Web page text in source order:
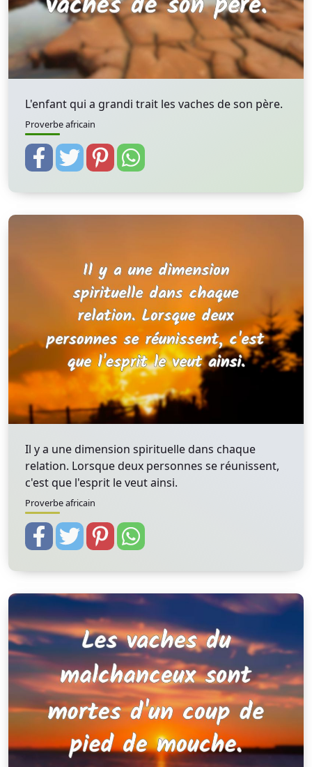
L'enfant qui a grandi trait les vaches de son père.
Proverbe africain
Il y a une dimension spirituelle dans chaque
relation. Lorsque deux personnes se réunissent,
c'est que l'esprit le veut ainsi.
Proverbe africain